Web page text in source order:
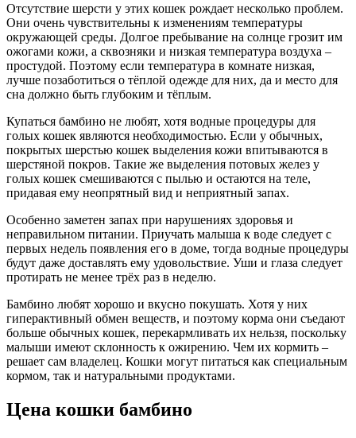
Отсутствие шерсти у этих кошек рождает несколько проблем.
Они очень чувствительны к изменениям температуры
окружающей среды. Долгое пребывание на солнце грозит им
ожогами кожи, а сквозняки и низкая температура воздуха –
простудой. Поэтому если температура в комнате низкая,
лучше позаботиться о тёплой одежде для них, да и место для
сна должно быть глубоким и тёплым.
Купаться бамбино не любят, хотя водные процедуры для
голых кошек являются необходимостью. Если у обычных,
покрытых шерстью кошек выделения кожи впитываются в
шерстяной покров. Такие же выделения потовых желез у
голых кошек смешиваются с пылью и остаются на теле,
придавая ему неопрятный вид и неприятный запах.
Особенно заметен запах при нарушениях здоровья и
неправильном питании. Приучать малыша к воде следует с
первых недель появления его в доме, тогда водные процедуры
будут даже доставлять ему удовольствие. Уши и глаза следует
протирать не менее трёх раз в неделю.
Бамбино любят хорошо и вкусно покушать. Хотя у них
гиперактивный обмен веществ, и поэтому корма они съедают
больше обычных кошек, перекармливать их нельзя, поскольку
малыши имеют склонность к ожирению. Чем их кормить –
решает сам владелец. Кошки могут питаться как специальным
кормом, так и натуральными продуктами.
Цена кошки бамбино